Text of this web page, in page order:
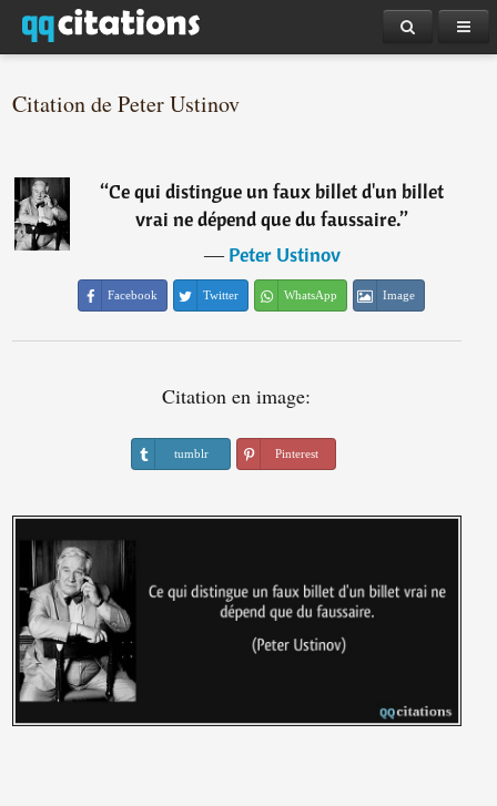
Citation de Peter Ustinov
“Ce qui distingue un faux billet d'un billet
vrai ne dépend que du faussaire.”
―Peter Ustinov
Facebook Twitter WhatsApp Image
Citation en image:
tumblr Pinterest